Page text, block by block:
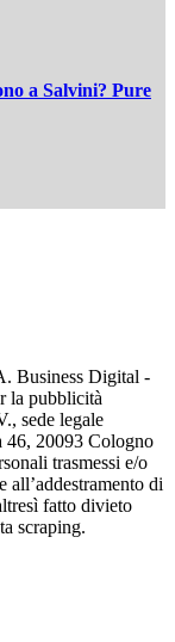
a Salvini? Pure
Business Digital -
la pubblicità
sede legale
46, 20093 Cologno
trasmessi e/o
di
fatto divieto
scraping.